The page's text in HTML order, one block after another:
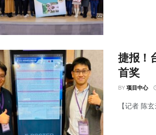
捷报！
首奖
BY 项目中心
【记者 陈